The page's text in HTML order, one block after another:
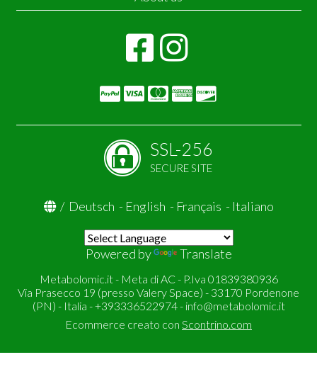
SSL-256
SECURE SITE
/ Deutsch - English - Français - Italiano
Powered by Translate
Metabolomic.it - Meta di AC - P.Iva 01839380936
Via Prasecco 19 (presso Valery Space) - 33170 Pordenone
(PN) - Italia - +393336522974 - info@metabolomic.it
Ecommerce creato con Scontrino.com